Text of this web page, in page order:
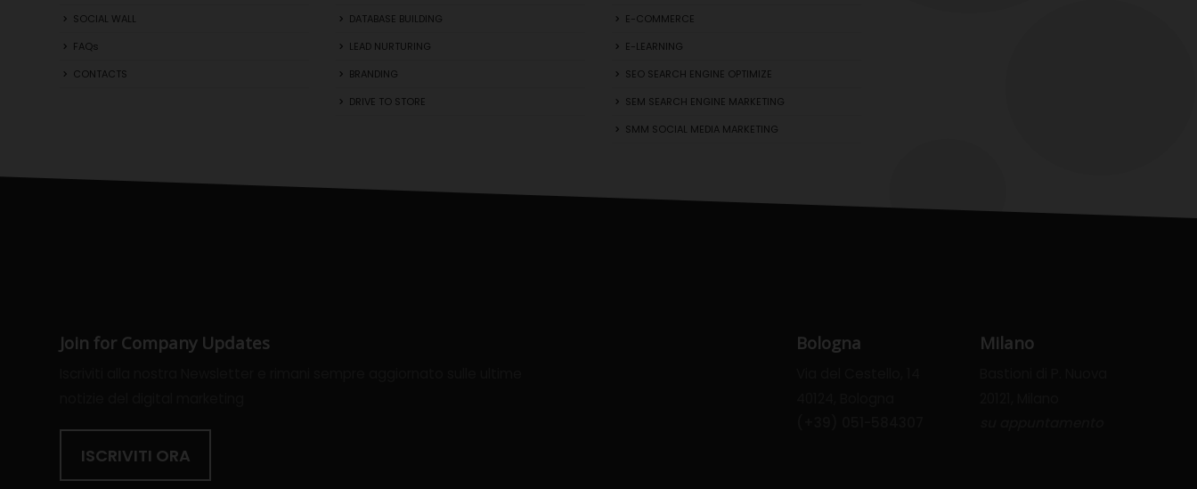
SOCIAL WALL
FAQs
CONTACTS
DATABASE BUILDING
LEAD NURTURING
BRANDING
DRIVE TO STORE
E-COMMERCE
E-LEARNING
SEO SEARCH ENGINE OPTIMIZE
SEM SEARCH ENGINE MARKETING
SMM SOCIAL MEDIA MARKETING
Join for Company Updates
ISCRIVITI ORA
Bologna Milano